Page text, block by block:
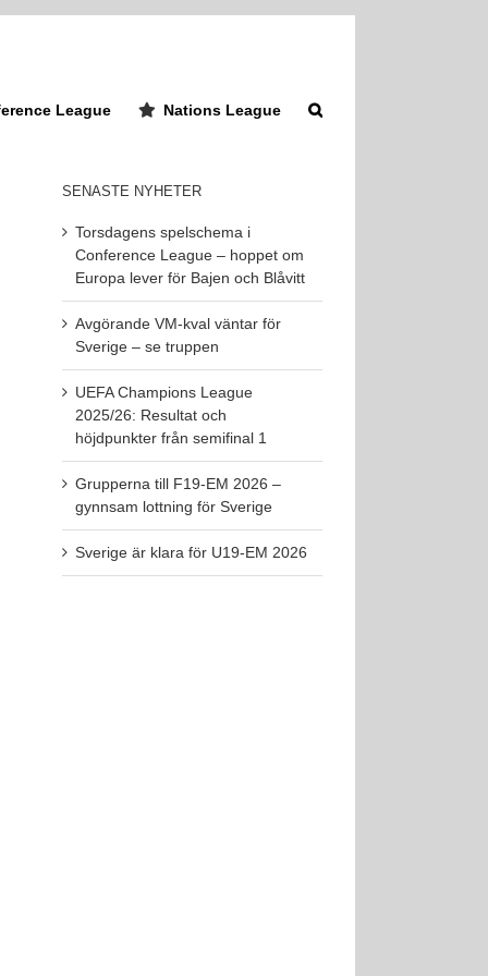
League Nations League
SENASTE NYHETER
Torsdagens spelschema i
Conference League – hoppet om
Europa lever för Bajen och Blåvitt
Avgörande VM-kval väntar för
Sverige – se truppen
UEFA Champions League
2025/26: Resultat och
höjdpunkter från semifinal 1
Grupperna till F19-EM 2026 –
gynnsam lottning för Sverige
Sverige är klara för U19-EM 2026